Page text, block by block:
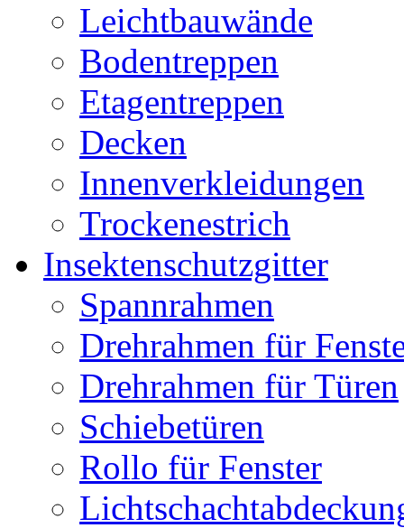
Leichtbauwände
Bodentreppen
Etagentreppen
Decken
Innenverkleidungen
Trockenestrich
Insektenschutzgitter
Spannrahmen
Drehrahmen für
Drehrahmen für Türen
Schiebetüren
Rollo für Fenster